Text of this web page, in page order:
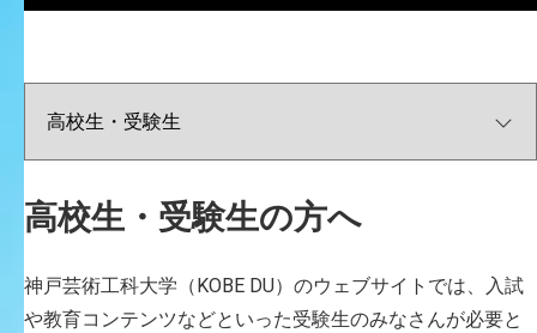
高校生・受験生の方へ
神戸芸術工科大学（KOBE DU）のウェブサイトでは、入試
や教育コンテンツなどといった受験生のみなさんが必要と
件確認申請書